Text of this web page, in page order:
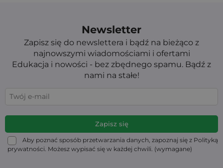
Newsletter
Zapisz się do newslettera i bądź na bieżąco z
najnowszymi wiadomościami i ofertami
Edukacja i nowości - bez zbędnego spamu. Bądź z
nami na stałe!
Aby poznać sposób przetwarzania danych, zapoznaj się z Polityką
prywatności. Możesz wypisać się w każdej chwili. (wymagane)